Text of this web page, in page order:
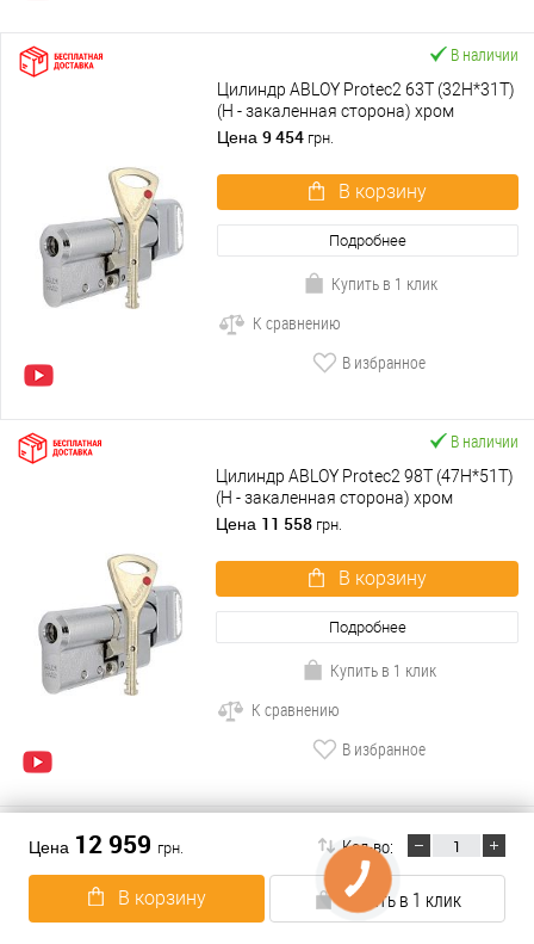
Цена 12 959 грн. Кол-во:
В корзину Купить в 1 клик
В наличии
Цилиндр ABLOY Protec2 63T (32H*31T)
(H - закаленная сторона) хром
полированный
Цена 9 454 грн.
В корзину
Подробнее
Купить в 1 клик
К сравнению
В избранное
В наличии
Цилиндр ABLOY Protec2 98T (47H*51T)
(H - закаленная сторона) хром
полированный
Цена 11 558 грн.
В корзину
Подробнее
Купить в 1 клик
К сравнению
В избранное
ABARO(478)